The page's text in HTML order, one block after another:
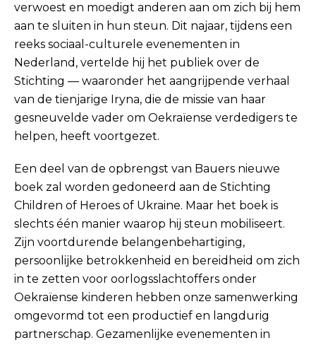
verwoest en moedigt anderen aan om zich bij hem
aan te sluiten in hun steun. Dit najaar, tijdens een
reeks sociaal-culturele evenementen in
Nederland, vertelde hij het publiek over de
Stichting — waaronder het aangrijpende verhaal
van de tienjarige Iryna, die de missie van haar
gesneuvelde vader om Oekraïense verdedigers te
helpen, heeft voortgezet.
Een deel van de opbrengst van Bauers nieuwe
boek zal worden gedoneerd aan de Stichting
Children of Heroes of Ukraine. Maar het boek is
slechts één manier waarop hij steun mobiliseert.
Zijn voortdurende belangenbehartiging,
persoonlijke betrokkenheid en bereidheid om zich
in te zetten voor oorlogsslachtoffers onder
Oekraïense kinderen hebben onze samenwerking
omgevormd tot een productief en langdurig
partnerschap. Gezamenlijke evenementen in